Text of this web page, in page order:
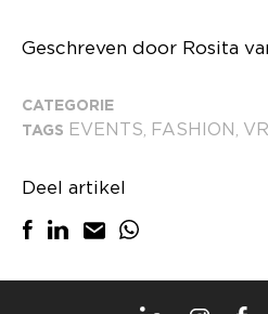
Geschreven door Rosita
CATEGORIE
TAGS EVENTS, FASHION ,
Deel artikel